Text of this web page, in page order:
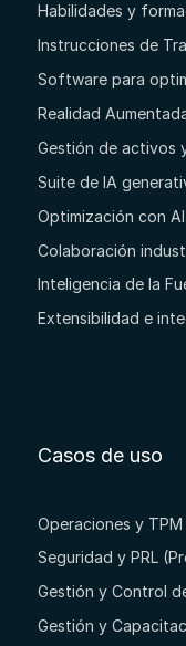
Habilidades y
Instrucciones de
Software para
Realidad
Gestión de activos
Suite de IA
Optimización con
Colaboración
Inteligencia de la
Extensibilidad e
Casos de uso
Operaciones y TPM
Seguridad y PRL
Gestión y Control
Gestión y